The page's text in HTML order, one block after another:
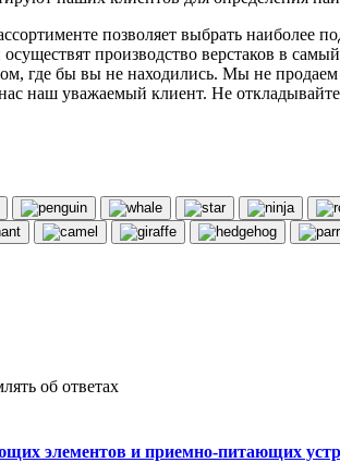
позволяет выбрать
производство верстаков в
где бы вы не находились. Мы не
наш уважаемый клиент. Не
об ответах
элементов и приемно-питающих